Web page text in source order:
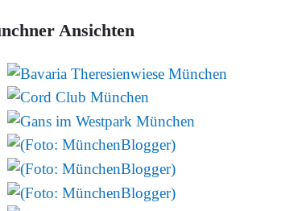
Ansichten